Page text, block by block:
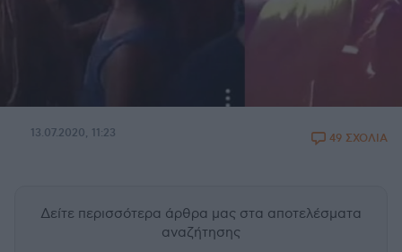
13.07.2020, 11:23 49 ΣΧΟΛΙΑ
Δείτε περισσότερα άρθρα μας στα αποτελέσματα
αναζήτησης